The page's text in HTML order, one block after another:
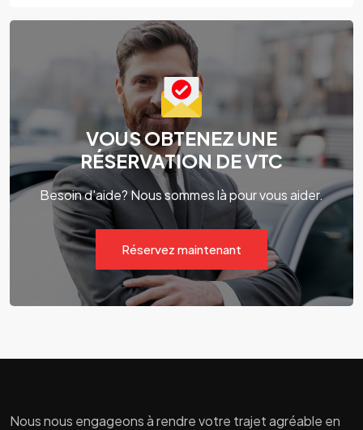
VOUS OBTENEZ UNE
RÉSERVATION DE VTC
Besoin d'aide? Nous sommes là pour vous aider.
Réservez maintenant
Nous nous engageons à rendre votre trajet agréable en